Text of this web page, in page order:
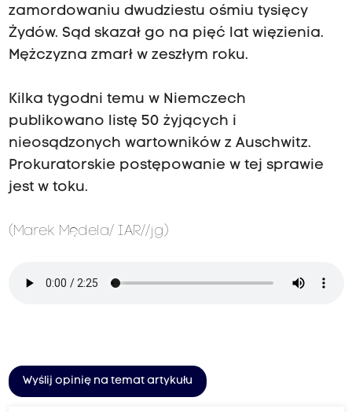
zamordowaniu dwudziestu ośmiu tysięcy
Żydów. Sąd skazał go na pięć lat więzienia.
Mężczyzna zmarł w zeszłym roku.
Kilka tygodni temu w Niemczech
publikowano listę 50 żyjących i
nieosądzonych wartowników z Auschwitz.
Prokuratorskie postępowanie w tej sprawie
jest w toku.
(Marek Mędela/ IAR//jg)
Wyślij opinię na temat artykułu